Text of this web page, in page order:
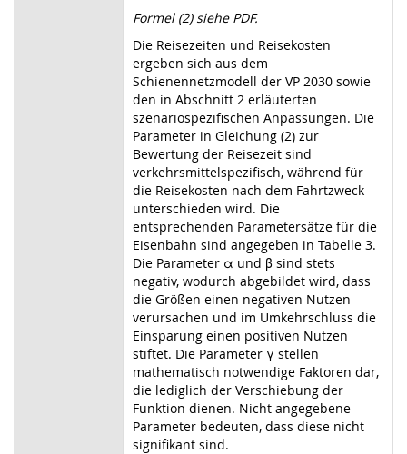
Formel (2) siehe PDF.
Die Reisezeiten und Reisekosten
ergeben sich aus dem
Schienennetzmodell der VP 2030 sowie
den in Abschnitt 2 erläuterten
szenariospezifischen Anpassungen. Die
Parameter in Gleichung (2) zur
Bewertung der Reisezeit sind
verkehrsmittelspezifisch, während für
die Reisekosten nach dem Fahrtzweck
unterschieden wird. Die
entsprechenden Parametersätze für die
Eisenbahn sind angegeben in Tabelle 3.
Die Parameter α und β sind stets
negativ, wodurch abgebildet wird, dass
die Größen einen negativen Nutzen
verursachen und im Umkehrschluss die
Einsparung einen positiven Nutzen
stiftet. Die Parameter γ stellen
mathematisch notwendige Faktoren dar,
die lediglich der Verschiebung der
Funktion dienen. Nicht angegebene
Parameter bedeuten, dass diese nicht
signifikant sind.